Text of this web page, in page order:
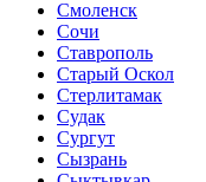
Смоленск
Сочи
Ставрополь
Старый Оскол
Стерлитамак
Судак
Сургут
Сызрань